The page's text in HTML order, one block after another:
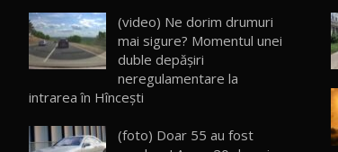
12
(video) Ne dorim drumuri
mai sigure? Momentul unei
duble depăşiri
neregulamentare la
intrarea în Hînceşti
(foto) Doar 55 au fost